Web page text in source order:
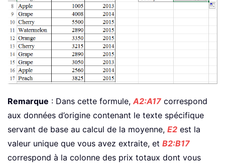
Remarque : Dans cette formule, A2:A17 correspond
aux données d’origine contenant le texte spécifique
servant de base au calcul de la moyenne, E2 est la
valeur unique que vous avez extraite, et B2:B17
correspond à la colonne des prix totaux dont vous